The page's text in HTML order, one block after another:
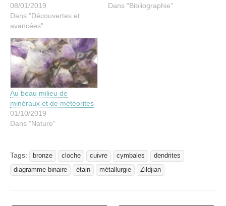
08/01/2019
Dans "Découvertes et
avancées"
Dans "Bibliographie"
Au beau milieu de
minéraux et de météorites
01/10/2019
Dans "Nature"
Tags: bronze cloche cuivre cymbales
dendrites
diagramme binaire
étain métallurgie Zildjian